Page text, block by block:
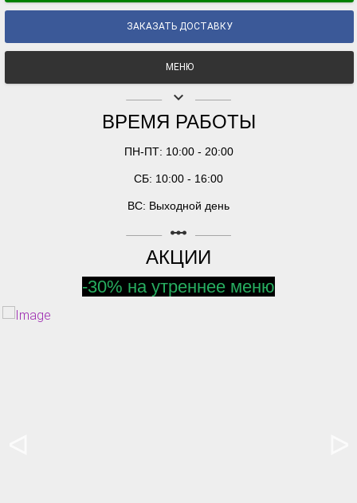
ЗАКАЗАТЬ ДОСТАВКУ
МЕНЮ
keyboard_arrow_down
ВРЕМЯ РАБОТЫ
ПН-ПТ: 10:00 - 20:00
СБ: 10:00 - 16:00
ВС: Выходной день
linear_scale
АКЦИИ
-30% на утреннее меню